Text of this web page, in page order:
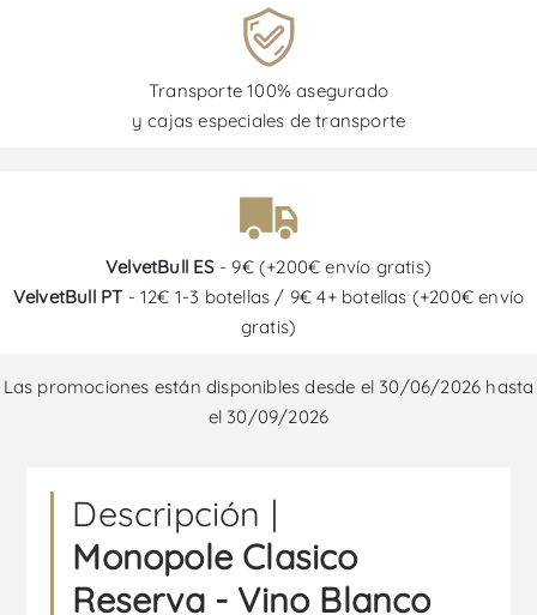
Transporte 100% asegurado
y cajas especiales de transporte
VelvetBull ES- 9€ (+200€ envío gratis)
VelvetBull PT - 12€ 1-3 botellas / 9€ 4+ botellas (+200€ envío
gratis)
Las promociones están disponibles desde el 30/06/2026 hasta
el 30/09/2026
Descripción |
Monopole Clasico
Reserva - Vino Blanco